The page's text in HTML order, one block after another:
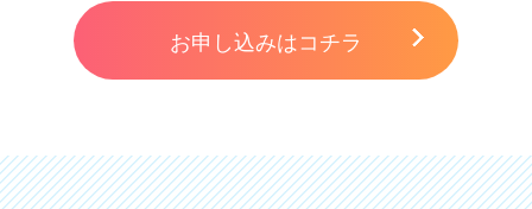
お申し込みはコチラ